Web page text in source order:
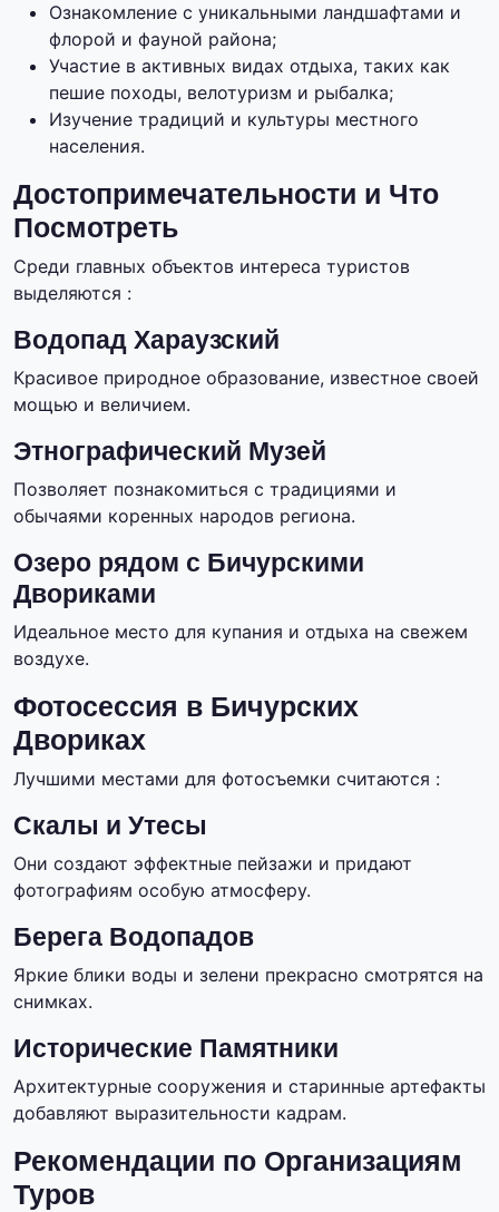
Ознакомление с уникальными ландшафтами и
флорой и фауной района;
Участие в активных видах отдыха, таких как
пешие походы, велотуризм и рыбалка;
Изучение традиций и культуры местного
населения.
Достопримечательности и Что
Посмотреть
Среди главных объектов интереса туристов
выделяются :
Водопад Хараузский
Красивое природное образование, известное своей
мощью и величием.
Этнографический Музей
Позволяет познакомиться с традициями и
обычаями коренных народов региона.
Озеро рядом с Бичурскими
Двориками
Идеальное место для купания и отдыха на свежем
воздухе.
Фотосессия в Бичурских
Двориках
Лучшими местами для фотосъемки считаются :
Скалы и Утесы
Они создают эффектные пейзажи и придают
фотографиям особую атмосферу.
Берега Водопадов
Яркие блики воды и зелени прекрасно смотрятся на
снимках.
Исторические Памятники
Архитектурные сооружения и старинные артефакты
добавляют выразительности кадрам.
Рекомендации по Организациям
Туров